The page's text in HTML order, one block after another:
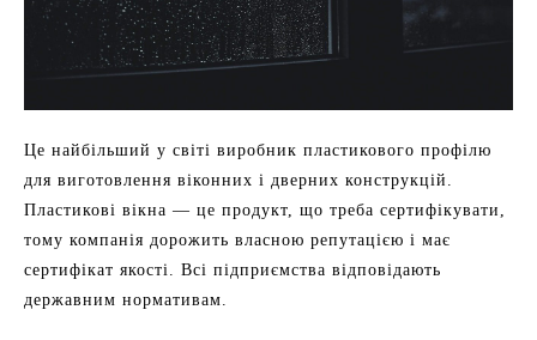
Це найбільший у світі виробник пластикового профілю
для виготовлення віконних і дверних конструкцій.
Пластикові вікна — це продукт, що треба сертифікувати,
тому компанія дорожить власною репутацією і має
сертифікат якості. Всі підприємства відповідають
державним нормативам.